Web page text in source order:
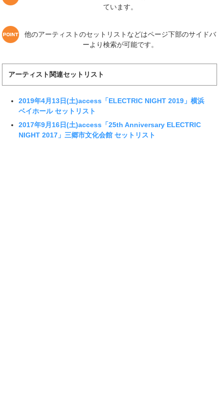
ています。
他のアーティストのセットリストなどはページ下部のサイドバ
ーより検索が可能です。
アーティスト関連セットリスト
2019年4月13日(土)access「ELECTRIC NIGHT 2019」横浜
ベイホール セットリスト
2017年9月16日(土)access「25th Anniversary ELECTRIC
NIGHT 2017」三郷市文化会館 セットリスト